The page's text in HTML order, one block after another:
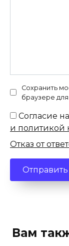
Сохранить
браузере
Согласие на
и политикой
Отказ от
Вам